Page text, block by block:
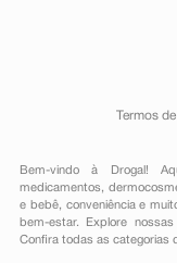
Termos
Bem-vindo à Drogal!
medicamentos ,
e bebê, conveniênciae
bem-estar. Explore
Confira todas as categorias